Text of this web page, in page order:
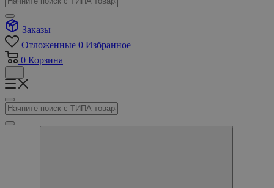
Заказы
Отложенные 0 Избранное
0 Корзина